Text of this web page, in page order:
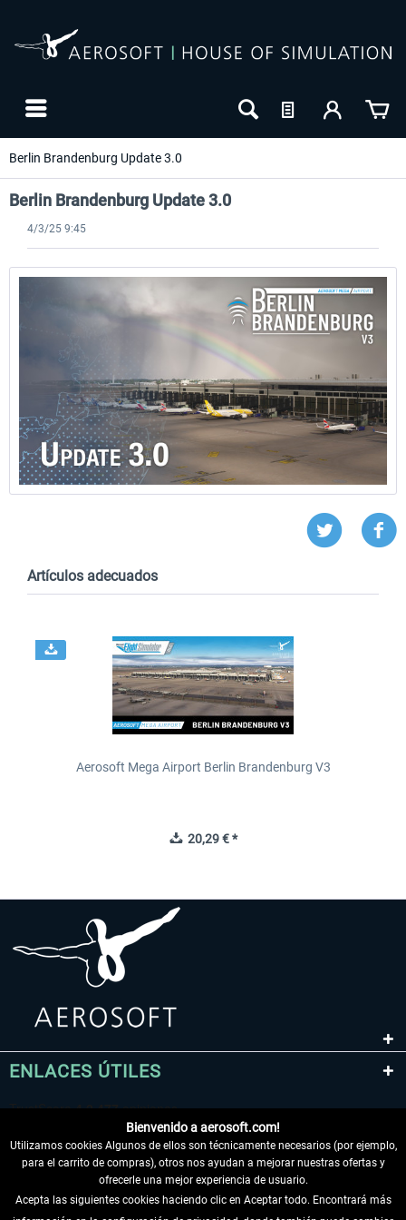
Berlin Brandenburg Update 3.0
Berlin Brandenburg Update 3.0
4/3/25 9:45
Artículos adecuados
Aerosoft Mega Airport Berlin Brandenburg V3
20,29 € *
ENLACES ÚTILES
Bienvenido a aerosoft.com!
Utilizamos cookies Algunos de ellos son técnicamente necesarios (por ejemplo,
para el carrito de compras), otros nos ayudan a mejorar nuestras ofertas y
ofrecerle una mejor experiencia de usuario.
Acepta las siguientes cookies haciendo clic en Aceptar todo. Encontrará más